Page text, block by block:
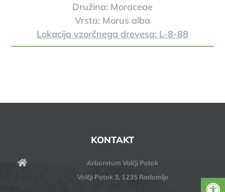
Družina: Moraceae
Vrsta: Morus alba
Lokacija vzorčnega drevesa: L-8-88
KONTAKT
Arboretum Volčji Potok
Volčji Potok 3, 1235 Radomlje